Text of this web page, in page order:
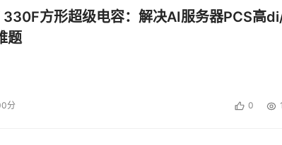
些事实，而是挑选他们所愿意面对的那些事实。你可
术很少会长时间遵循一条直线规律(摩尔定律算是一个
们看起来总是希望事情按他们所想的那样发展。
，细节决定一切(至少经常如此)。
330F方形超级电容：解决AI服务器PCS高
题
分 0